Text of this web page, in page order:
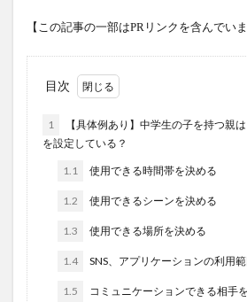
【この記事の一部はPRリンクを含んでいま
目次
1
【具体例あり】中学生の子を持つ親
を設定している？
1.1 使用できる時間帯を決める
1.2 使用できるシーンを決める
1.3 使用できる場所を決める
1.4 SNS、アプリケーションの利用
1.5 コミュニケーションできる相手